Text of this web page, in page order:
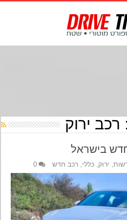
רכב ירוק
בישראל
,ירוק,כללי,רכב חדש 0